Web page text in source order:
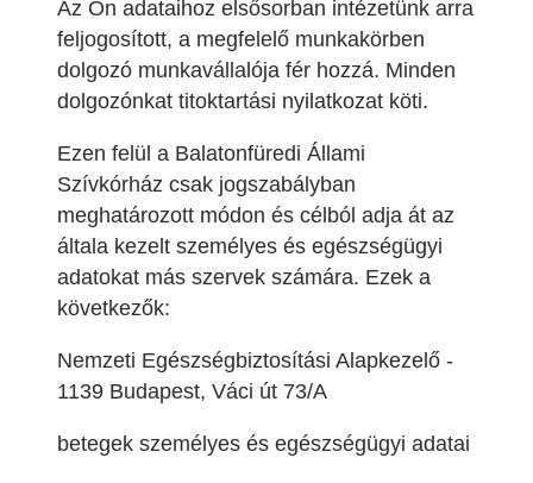
Az Ön adataihoz elsősorban intézetünk arra
feljogosított, a megfelelő munkakörben
dolgozó munkavállalója fér hozzá. Minden
dolgozónkat titoktartási nyilatkozat köti.
Ezen felül a Balatonfüredi Állami
Szívkórház csak jogszabályban
meghatározott módon és célból adja át az
általa kezelt személyes és egészségügyi
adatokat más szervek számára. Ezek a
következők:
Nemzeti Egészségbiztosítási Alapkezelő -
1139 Budapest, Váci út 73/A
betegek személyes és egészségügyi adatai